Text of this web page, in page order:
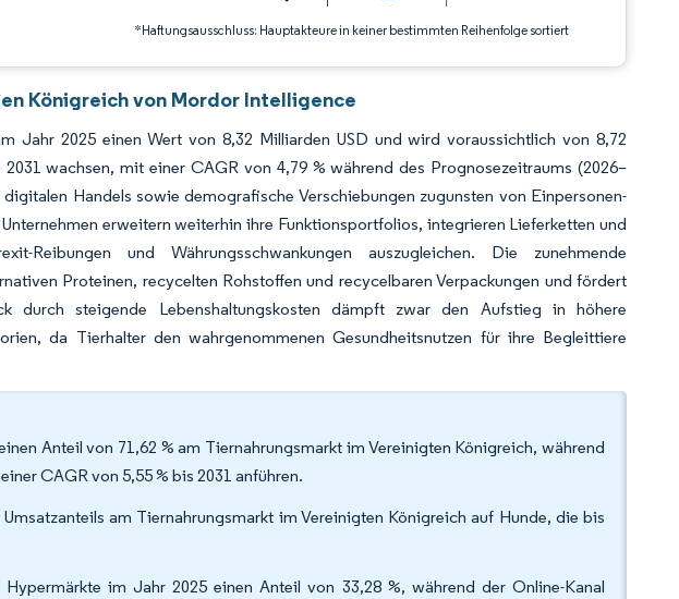
*Haftungsausschluss: Hauptakteure in keiner bestimmten Reihenfolge sortiert
Königreich von Mordor Intelligence
Jahr 2025 einen Wert von 8,32 Milliarden USD und wird voraussichtlich von 8,72
wachsen, mit einer CAGR von 4,79 % während des Prognosezeitraums (2026–
Handels sowie demografische Verschiebungen zugunsten von Einpersonen-
erweitern weiterhin ihre Funktionsportfolios, integrieren Lieferketten und
Reibungen und Währungsschwankungen auszugleichen. Die zunehmende
Proteinen, recycelten Rohstoffen und recycelbaren Verpackungen und fördert
durch steigende Lebenshaltungskosten dämpft zwar den Aufstieg in höhere
da Tierhalter den wahrgenommenen Gesundheitsnutzen für ihre Begleittiere
Anteil von 71,62 % am Tiernahrungsmarkt im Vereinigten Königreich, während
CAGR von 5,55 % bis 2031 anführen.
am Tiernahrungsmarkt im Vereinigten Königreich auf Hunde, die bis
im Jahr 2025 einen Anteil von 33,28 %, während der Online-Kanal